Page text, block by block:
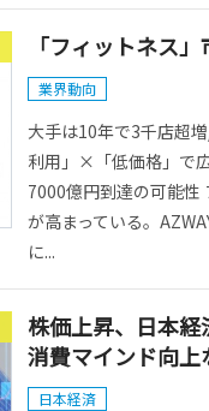
「フィットネス
業界動向
大手は10年で3千店超
利用」×「低価格」で
7000億円到達の可能性
が高まっている。
に...
株価上昇、日本
消費マインド向上
日本経済